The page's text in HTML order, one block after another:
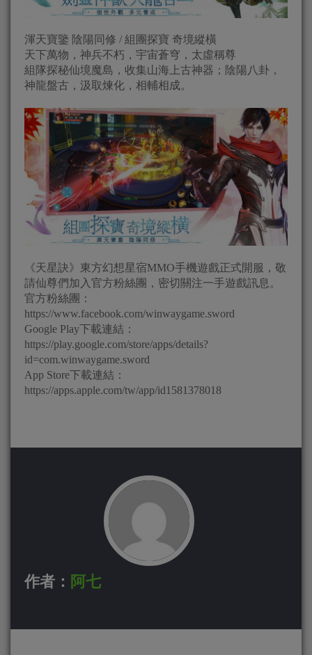
渾天寶鑒 陰陽同修 / 組團探寶 奇境縱橫
天下萬物，神兵不朽，宇宙蒼穹，太虛稱尊
組隊探秘仙境魔島，收集山海上古神器；陰陽八卦，
神龍盤古，汲取煉化，相輔相成。
《天星訣》東方幻想星宿MMO手機遊戲正式開服，敬
請仙尊們加入官方粉絲團，密切關注一手遊戲訊息。
官方粉絲團：
https://www.facebook.com/winwaygame.sword
Google Play下載連結：
https://play.google.com/store/apps/details?
id=com.winwaygame.sword
App Store下載連結：
https://apps.apple.com/tw/app/id1581378018
作者： 阿七